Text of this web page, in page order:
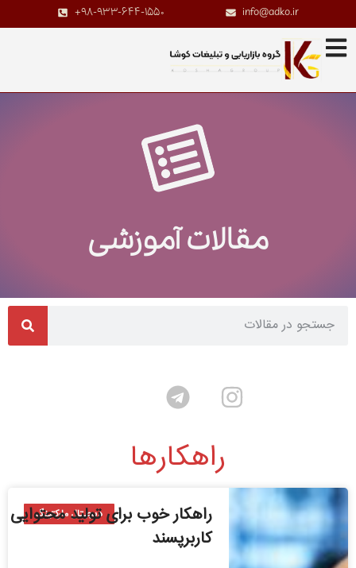
info@adko.ir
+98-933-644-1550
مقالات آموزشی
راهکارها
دیجیتال مارکتینگ
راهکار خوب برای تولید محتوایی
کاربرپسند